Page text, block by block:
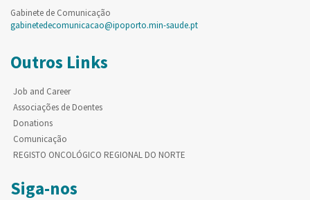
Gabinete de Comunicação
gabinetedecomunicacao@ipoporto.min-saude.pt
Outros Links
Job and Career
Associações de Doentes
Donations
Comunicação
REGISTO ONCOLÓGICO REGIONAL DO NORTE
Siga-nos